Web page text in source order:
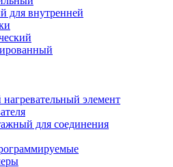
для внутренней
элемент
для соединения